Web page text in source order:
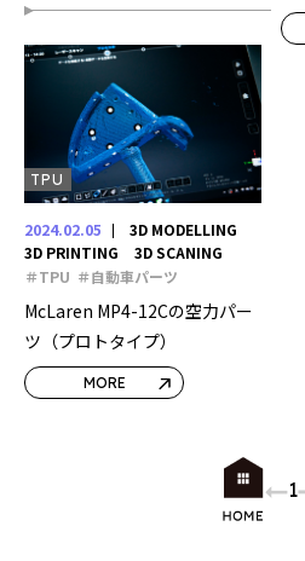
TPU
2024.02.05
3D MODELLING
3D PRINTING
3D SCANING
＃TPU ＃自動車パーツ
McLaren MP4-12Cの空力パー
ツ（プロトタイプ）
MORE
1